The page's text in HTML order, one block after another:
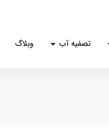
تصفیه آب وبلاگ